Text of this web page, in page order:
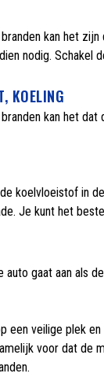
kan het
nodig. Schakel
KOELING
kan het
koelvloeistof in
Je kunt het
gaat aan als
een veilige plek
voor dat de